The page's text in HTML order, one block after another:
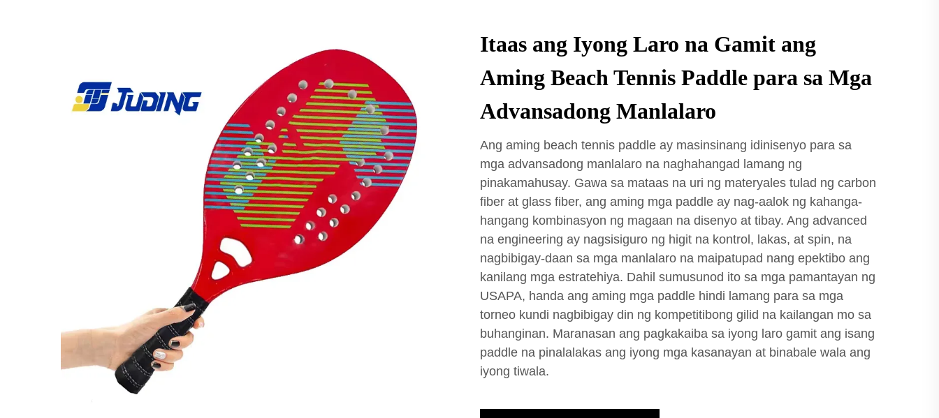
Itaas ang Iyong Laro na Gamit ang
Aming Beach Tennis Paddle para sa Mga
Advansadong Manlalaro
Ang aming beach tennis paddle ay masinsinang idinisenyo para sa
mga advansadong manlalaro na naghahangad lamang ng
pinakamahusay. Gawa sa mataas na uri ng materyales tulad ng carbon
fiber at glass fiber, ang aming mga paddle ay nag-aalok ng kahanga-
hangang kombinasyon ng magaan na disenyo at tibay. Ang advanced
na engineering ay nagsisiguro ng higit na kontrol, lakas, at spin, na
nagbibigay-daan sa mga manlalaro na maipatupad nang epektibo ang
kanilang mga estratehiya. Dahil sumusunod ito sa mga pamantayan ng
USAPA, handa ang aming mga paddle hindi lamang para sa mga
torneo kundi nagbibigay din ng kompetitibong gilid na kailangan mo sa
buhanginan. Maranasan ang pagkakaiba sa iyong laro gamit ang isang
paddle na pinalalakas ang iyong mga kasanayan at binabale wala ang
iyong tiwala.